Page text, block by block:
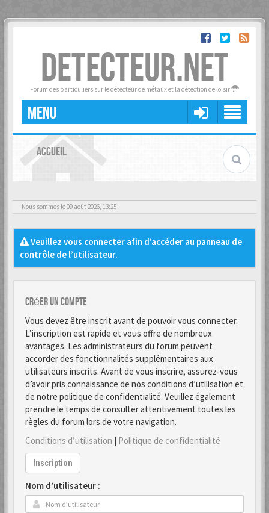
DETECTEUR.NET
Forum des particuliers sur le détecteur de métaux et la détection de loisir
MENU
ACCUEIL
Nous sommes le 09 août 2026, 13:25
Veuillez vous connecter afin d’accéder au panneau de
contrôle de l’utilisateur.
Créer un Compte
Vous devez être inscrit avant de pouvoir vous connecter.
L’inscription est rapide et vous offre de nombreux
avantages. Les administrateurs du forum peuvent
accorder des fonctionnalités supplémentaires aux
utilisateurs inscrits. Avant de vous inscrire, assurez-vous
d’avoir pris connaissance de nos conditions d’utilisation et
de notre politique de confidentialité. Veuillez également
prendre le temps de consulter attentivement toutes les
règles du forum lors de votre navigation.
Conditions d’utilisation | Politique de confidentialité
Inscription
Nom d’utilisateur :